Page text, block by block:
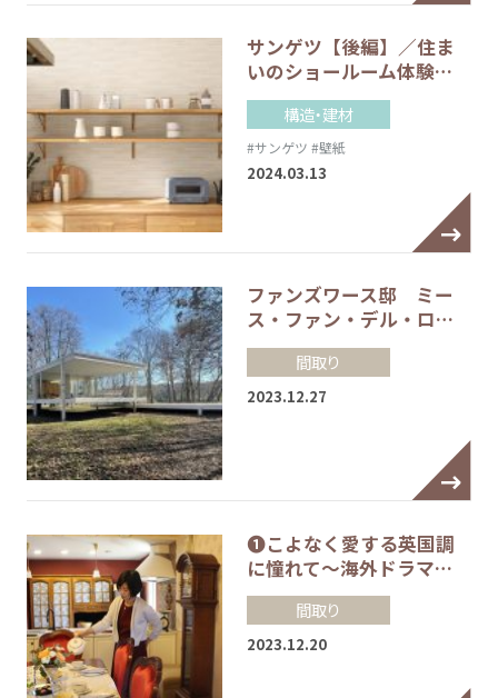
サンゲツ【後編】／住ま
いのショールーム体験…
構造・建材
#サンゲツ #壁紙
2024.03.13
ファンズワース邸 ミー
ス・ファン・デル・ロ…
間取り
2023.12.27
❶こよなく愛する英国調
に憧れて～海外ドラマ…
間取り
2023.12.20